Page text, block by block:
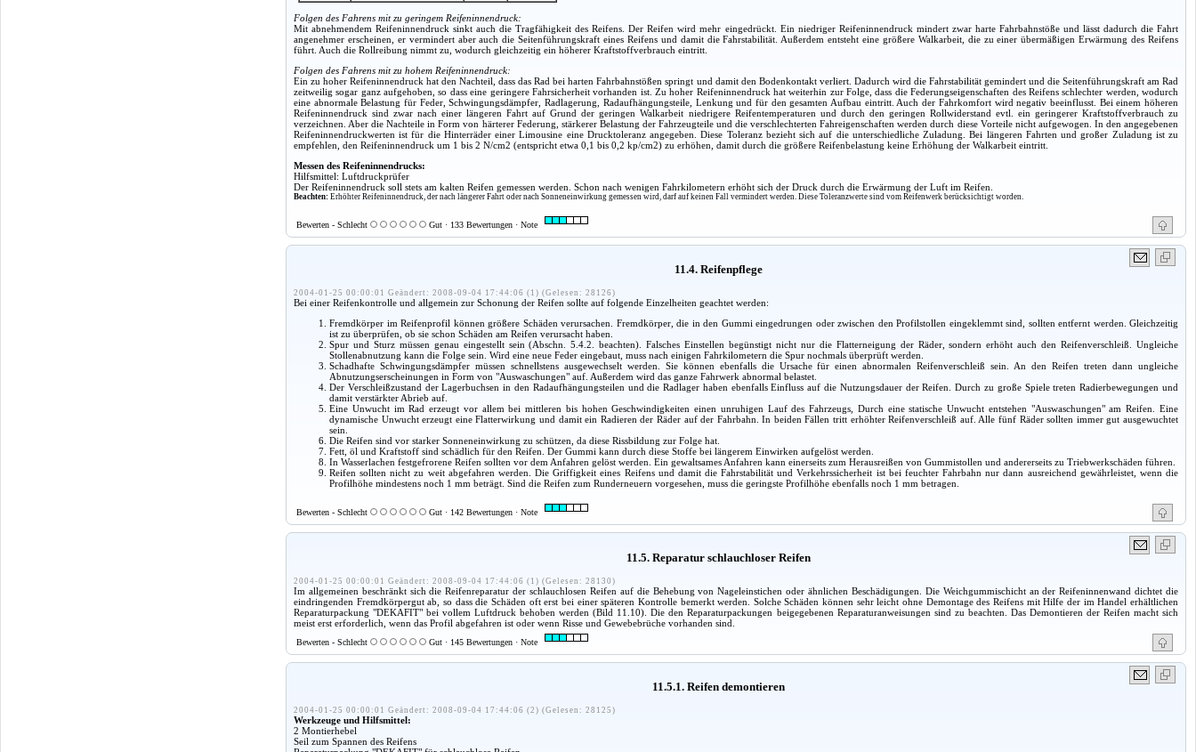
Folgen des Fahrens mit zu geringem Reifeninnendruck:
Mit abnehmendem Reifeninnendruck sinkt auch die Tragfähigkeit des Reifens. Der Reifen wird mehr eingedrückt. Ein niedriger Reifeninnendruck mindert zwar harte Fahrbahnstöße und lässt dadurch die Fahrt
angenehmer erscheinen, er vermindert aber auch die Seitenführungskraft eines Reifens und damit die Fahrstabilität. Außerdem entsteht eine größere Walkarbeit, die zu einer übermäßigen Erwärmung des Reifens
führt. Auch die Rollreibung nimmt zu, wodurch gleichzeitig ein höherer Kraftstoffverbrauch eintritt.
Folgen des Fahrens mit zu hohem Reifeninnendruck:
Ein zu hoher Reifeninnendruck hat den Nachteil, dass das Rad bei harten Fahrbahnstößen springt und damit den Bodenkontakt verliert. Dadurch wird die Fahrstabilität gemindert und die Seitenführungskraft am Rad
zeitweilig sogar ganz aufgehoben, so dass eine geringere Fahrsicherheit vorhanden ist. Zu hoher Reifeninnendruck hat weiterhin zur Folge, dass die Federungseigenschaften des Reifens schlechter werden, wodurch
eine abnormale Belastung für Feder, Schwingungsdämpfer, Radlagerung, Radaufhängungsteile, Lenkung und für den gesamten Aufbau eintritt. Auch der Fahrkomfort wird negativ beeinflusst. Bei einem höheren
Reifeninnendruck sind zwar nach einer längeren Fahrt auf Grund der geringen Walkarbeit niedrigere Reifentemperaturen und durch den geringen Rollwiderstand evtl. ein geringerer Kraftstoffverbrauch zu
verzeichnen. Aber die Nachteile in Form von härterer Federung, stärkerer Belastung der Fahrzeugteile und die verschlechterten Fahreigenschaften werden durch diese Vorteile nicht aufgewogen. In den angegebenen
Reifeninnendruckwerten ist für die Hinterräder einer Limousine eine Drucktoleranz angegeben. Diese Toleranz bezieht sich auf die unterschiedliche Zuladung. Bei längeren Fahrten und großer Zuladung ist zu
empfehlen, den Reifeninnendruck um 1 bis 2 N/cm2 (entspricht etwa 0,1 bis 0,2 kp/cm2) zu erhöhen, damit durch die größere Reifenbelastung keine Erhöhung der Walkarbeit eintritt.
Messen des Reifeninnendrucks:
Hilfsmittel: Luftdruckprüfer
Der Reifeninnendruck soll stets am kalten Reifen gemessen werden. Schon nach wenigen Fahrkilometern erhöht sich der Druck durch die Erwärmung der Luft im Reifen.
Beachten: Erhöhter Reifeninnendruck, der nach längerer Fahrt oder nach Sonneneinwirkung gemessen wird, darf auf keinen Fall vermindert werden. Diese Toleranzwerte sind vom Reifenwerk berücksichtigt worden.
Bewerten - Schlecht Gut · 133 Bewertungen · Note
11.4. Reifenpflege
2004-01-25 00:00:01 Geändert: 2008-09-04 17:44:06 (1) (Gelesen: 28126)
Bei einer Reifenkontrolle und allgemein zur Schonung der Reifen sollte auf folgende Einzelheiten geachtet werden:
Fremdkörper im Reifenprofil können größere Schäden verursachen. Fremdkörper, die in den Gummi eingedrungen oder zwischen den Profilstollen eingeklemmt sind, sollten entfernt werden. Gleichzeitig
ist zu überprüfen, ob sie schon Schäden am Reifen verursacht haben.
Spur und Sturz müssen genau eingestellt sein (Abschn. 5.4.2. beachten). Falsches Einstellen begünstigt nicht nur die Flatterneigung der Räder, sondern erhöht auch den Reifenverschleiß. Ungleiche
Stollenabnutzung kann die Folge sein. Wird eine neue Feder eingebaut, muss nach einigen Fahrkilometern die Spur nochmals überprüft werden.
Schadhafte Schwingungsdämpfer müssen schnellstens ausgewechselt werden. Sie können ebenfalls die Ursache für einen abnormalen Reifenverschleiß sein. An den Reifen treten dann ungleiche
Abnutzungserscheinungen in Form von "Auswaschungen" auf. Außerdem wird das ganze Fahrwerk abnormal belastet.
Der Verschleißzustand der Lagerbuchsen in den Radaufhängungsteilen und die Radlager haben ebenfalls Einfluss auf die Nutzungsdauer der Reifen. Durch zu große Spiele treten Radierbewegungen und
damit verstärkter Abrieb auf.
Eine Unwucht im Rad erzeugt vor allem bei mittleren bis hohen Geschwindigkeiten einen unruhigen Lauf des Fahrzeugs, Durch eine statische Unwucht entstehen "Auswaschungen" am Reifen. Eine
dynamische Unwucht erzeugt eine Flatterwirkung und damit ein Radieren der Räder auf der Fahrbahn. In beiden Fällen tritt erhöhter Reifenverschleiß auf. Alle fünf Räder sollten immer gut ausgewuchtet
sein.
Die Reifen sind vor starker Sonneneinwirkung zu schützen, da diese Rissbildung zur Folge hat.
Fett, öl und Kraftstoff sind schädlich für den Reifen. Der Gummi kann durch diese Stoffe bei längerem Einwirken aufgelöst werden.
In Wasserlachen festgefrorene Reifen sollten vor dem Anfahren gelöst werden. Ein gewaltsames Anfahren kann einerseits zum Herausreißen von Gummistollen und andererseits zu Triebwerkschäden führen.
Reifen sollten nicht zu weit abgefahren werden. Die Griffigkeit eines Reifens und damit die Fahrstabilität und Verkehrssicherheit ist bei feuchter Fahrbahn nur dann ausreichend gewährleistet, wenn die
Profilhöhe mindestens noch 1 mm beträgt. Sind die Reifen zum Runderneuern vorgesehen, muss die geringste Profilhöhe ebenfalls noch 1 mm betragen.
Bewerten - Schlecht Gut · 142 Bewertungen · Note
11.5. Reparatur schlauchloser Reifen
2004-01-25 00:00:01 Geändert: 2008-09-04 17:44:06 (1) (Gelesen: 28130)
Im allgemeinen beschränkt sich die Reifenreparatur der schlauchlosen Reifen auf die Behebung von Nageleinstichen oder ähnlichen Beschädigungen. Die Weichgummischicht an der Reifeninnenwand dichtet die
eindringenden Fremdkörpergut ab, so dass die Schäden oft erst bei einer späteren Kontrolle bemerkt werden. Solche Schäden können sehr leicht ohne Demontage des Reifens mit Hilfe der im Handel erhältlichen
Reparaturpackung "DEKAFIT" bei vollem Luftdruck behoben werden (Bild 11.10). Die den Reparaturpackungen beigegebenen Reparaturanweisungen sind zu beachten. Das Demontieren der Reifen macht sich
meist erst erforderlich, wenn das Profil abgefahren ist oder wenn Risse und Gewebebrüche vorhanden sind.
Bewerten - Schlecht Gut · 145 Bewertungen · Note
11.5.1. Reifen demontieren
2004-01-25 00:00:01 Geändert: 2008-09-04 17:44:06 (2) (Gelesen: 28125)
Werkzeuge und Hilfsmittel:
2 Montierhebel
Seil zum Spannen des Reifens